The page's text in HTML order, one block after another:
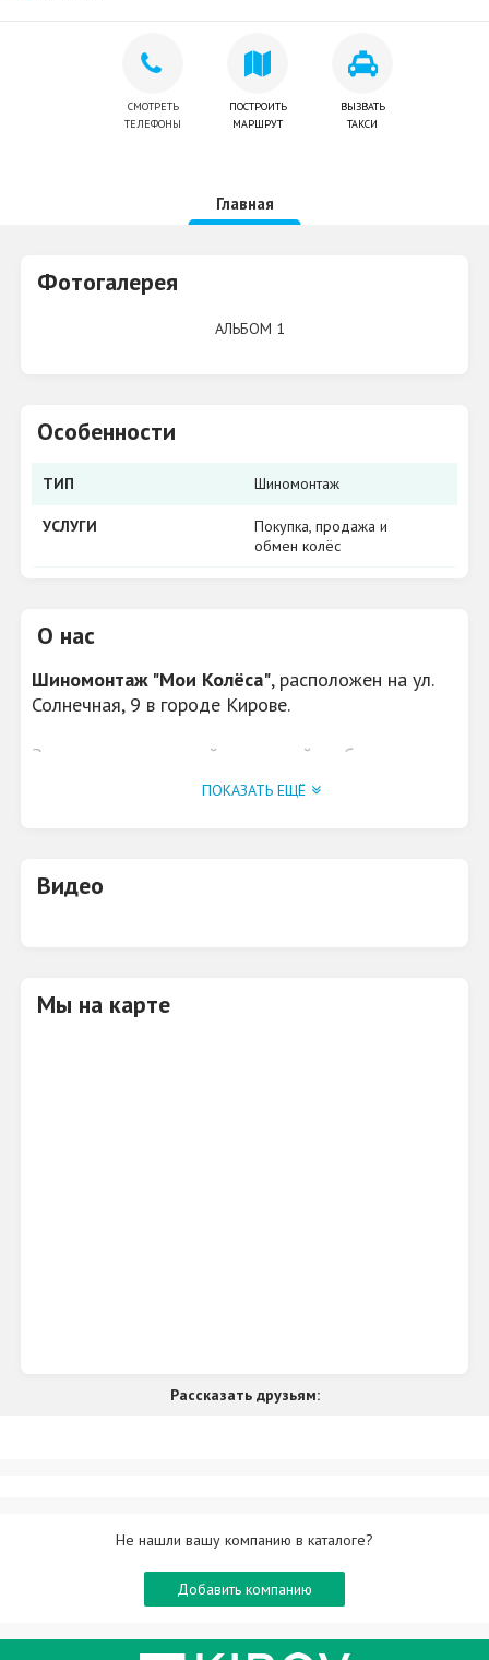
СМОТРЕТЬ
ТЕЛЕФОНЫ
ПОСТРОИТЬ
МАРШРУТ
ВЫЗВАТЬ
ТАКСИ
Главная
Фотогалерея
АЛЬБОМ 1
Особенности
ТИП Шиномонтаж
УСЛУГИ
Покупка, продажа и
обмен колёс
О нас
Шиномонтаж "Мои Колёса", расположен на ул.
Солнечная, 9 в городе Кирове.
Занимаются покупкой, продажей и обменом
колёс. Купят ваши колеса за хорошие деньги!
Для всех открыт шиномонтаж по супер-цене!
ПОКАЗАТЬ ЕЩЁ
Видео
Мы на карте
Рассказать друзьям:
Не нашли вашу компанию в каталоге?
Добавить компанию